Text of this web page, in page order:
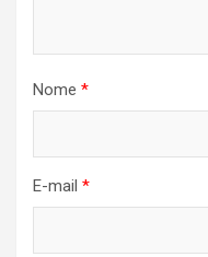
Nome *
E-mail *